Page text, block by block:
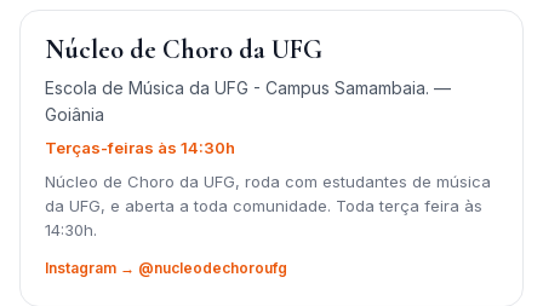
Núcleo de Choro da UFG
Escola de Música da UFG - Campus Samambaia. —
Goiânia
Terças-feiras às 14:30h
Núcleo de Choro da UFG, roda com estudantes de música
da UFG, e aberta a toda comunidade. Toda terça feira às
14:30h.
Instagram → @nucleodechoroufg